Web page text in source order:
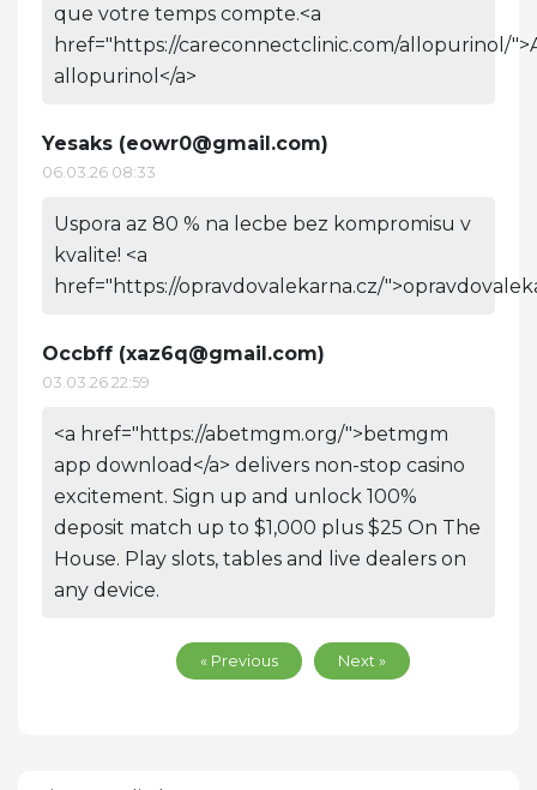
que votre temps compte.<a
href="https://careconnectclinic.com/allopurinol/
allopurinol</a>
Yesaks (eowr0@gmail.com)
06.03.26 08:33
Uspora az 80 % na lecbe bez kompromisu v
kvalite! <a
href="https://opravdovalekarna.cz/
Occbff (xaz6q@gmail.com)
03.03.26 22:59
<a href="https://abetmgm.org/">betmgm
app download</a> delivers non-stop casino
excitement. Sign up and unlock 100%
deposit match up to $1,000 plus $25 On The
House. Play slots, tables and live dealers on
any device.
« Previous Next »